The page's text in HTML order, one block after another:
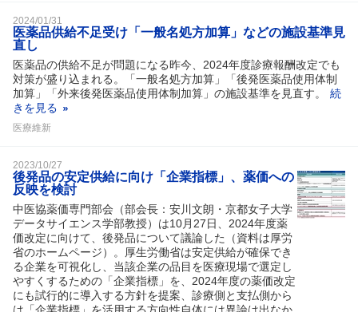
2024/01/31
医薬品供給不足受け「一般名処方加算」などの施設基準見
直し
医薬品の供給不足が問題になる昨今、2024年度診療報酬改定でも
対策が盛り込まれる。「一般名処方加算」「後発医薬品使用体制
加算」「外来後発医薬品使用体制加算」の施設基準を見直す。
続
きを見る
医療維新
2023/10/27
後発品の安定供給に向け「企業指標」、薬価への
反映を検討
中医協薬価専門部会（部会長：安川文朗・京都女子大学
データサイエンス学部教授）は10月27日、2024年度薬
価改定に向けて、後発品について議論した（資料は厚労
省のホームページ）。厚生労働省は安定供給が確保でき
る企業を可視化し、当該企業の品目を医療現場で選定し
やすくするための「企業指標」を、2024年度の薬価改定
にも試行的に導入する方針を提案、診療側と支払側から